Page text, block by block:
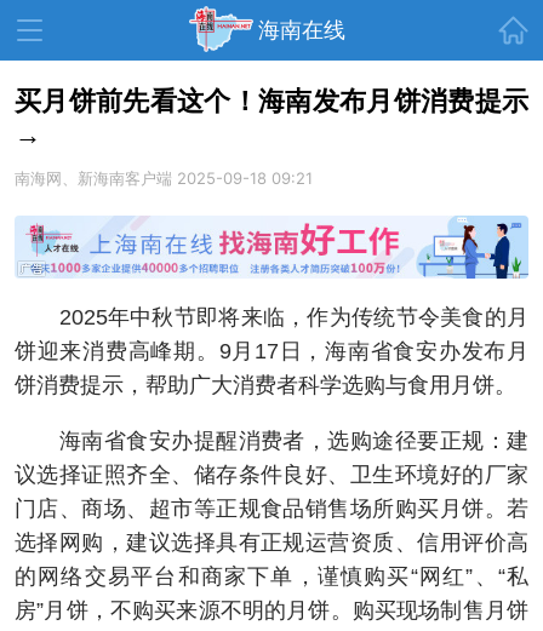
海南在线
资讯中心
教育 健康 房产
生活 演出 活动
展会 走读海南 周末去哪儿
人才在线 天涯企服
买月饼前先看这个！海南发布月饼消费提示
→
南海网、新海南客户端 2025-09-18 09:21
2025年中秋节即将来临，作为传统节令美食的月
饼迎来消费高峰期。9月17日，海南省食安办发布月
饼消费提示，帮助广大消费者科学选购与食用月饼。
海南省食安办提醒消费者，选购途径要正规：建
议选择证照齐全、储存条件良好、卫生环境好的厂家
门店、商场、超市等正规食品销售场所购买月饼。若
选择网购，建议选择具有正规运营资质、信用评价高
的网络交易平台和商家下单，谨慎购买“网红”、“私
房”月饼，不购买来源不明的月饼。购买现场制售月饼